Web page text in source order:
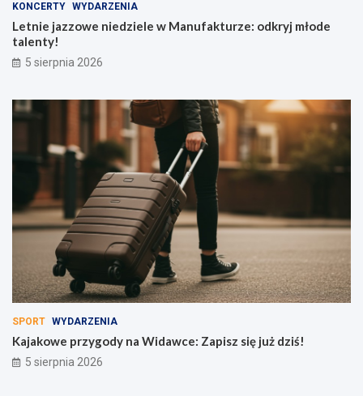
w
s
z
k
a
c
i
p
e
d
o
l
a
c
h
KONCERTY WYDARZENIA
Letnie jazzowe niedziele w Manufakturze: odkryj młode
talenty!
5 sierpnia 2026
SPORT WYDARZENIA
Kajakowe przygody na Widawce: Zapisz się już dziś!
5 sierpnia 2026